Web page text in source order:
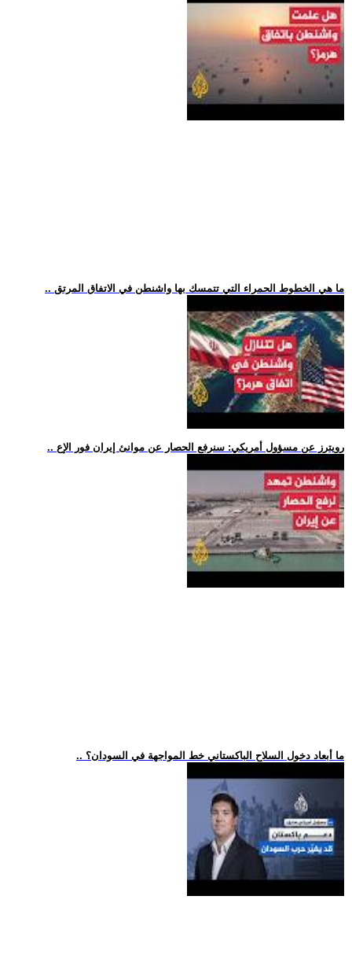
.. ما هي الخطوط الحمراء التي تتمسك بها واشنطن في الاتفاق المرتق
.. رويترز عن مسؤول أمريكي: سنرفع الحصار عن موانئ إيران فور الإع
.. ما أبعاد دخول السلاح الباكستاني خط المواجهة في السودان؟